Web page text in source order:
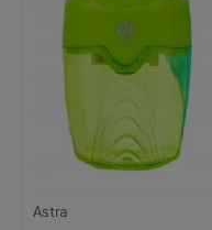
Astra